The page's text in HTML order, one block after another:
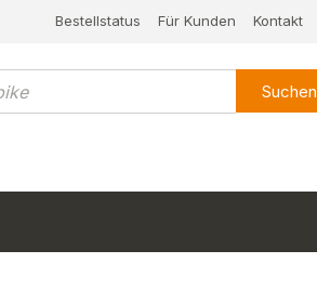
Bestellstatus Für Kunden Kontakt
Suchen